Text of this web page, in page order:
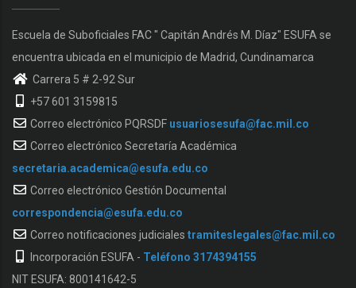
Escuela de Suboficiales FAC " Capitán Andrés M. Díaz" ESUFA se
encuentra ubicada en el municipio de Madrid, Cundinamarca
Carrera 5 # 2-92 Sur
+57 601 3159815
Correo electrónico PQRSDF usuariosesufa@fac.mil.co
Correo electrónico Secretaría Académica
secretaria.academica@esufa.edu.co
Correo electrónico Gestión Documental
correspondencia@esufa.edu.co
Correo notificaciones judiciales tramiteslegales@fac.mil.co
Incorporación ESUFA - Teléfono 3174394155
NIT ESUFA: 800141642-5